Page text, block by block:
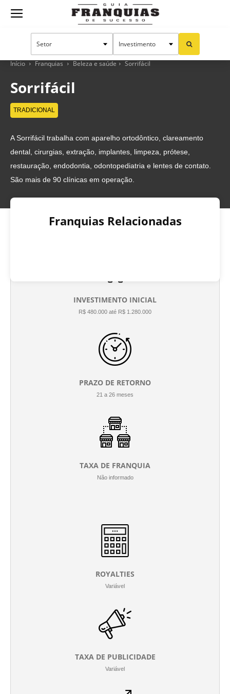
Guia
Franquias
Sucesso
Início Franquias Beleza e saúde Sorrifácil
Sorrifácil
TRADICIONAL
A Sorrifácil trabalha com aparelho ortodôntico, clareamento
dental, cirurgias, extração, implantes, limpeza, prótese,
restauração, endodontia, odontopediatria e lentes de contato.
São mais de 90 clínicas em operação.
Franquias Relacionadas
INVESTIMENTO INICIAL
R$ 480.000 até R$ 1.280.000
PRAZO DE RETORNO
21 a 26 meses
TAXA DE FRANQUIA
Não informado
ROYALTIES
Variável
TAXA DE PUBLICIDADE
Variável